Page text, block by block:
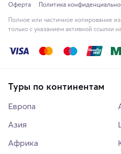
Оферта
Политика
Полное или частичное копирование
только с указанием активной ссылки
Туры по континентам
Европа
Азия
Африка